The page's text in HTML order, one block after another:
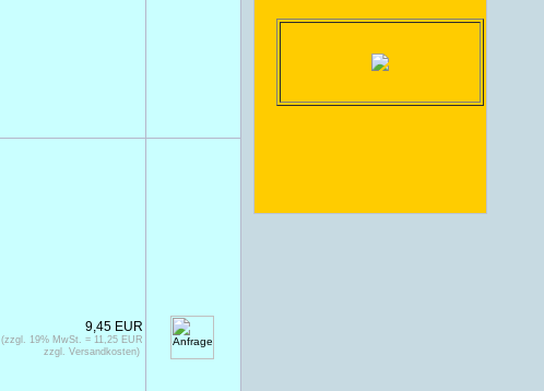
9,45 EUR
(zzgl. 19% MwSt. = 11,25 EUR
zzgl. Versandkosten)